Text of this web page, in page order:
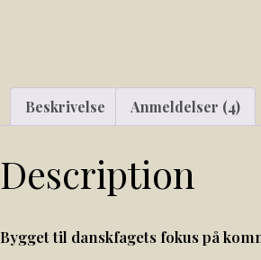
Beskrivelse Anmeldelser (4)
Description
Bygget til danskfagets fokus på